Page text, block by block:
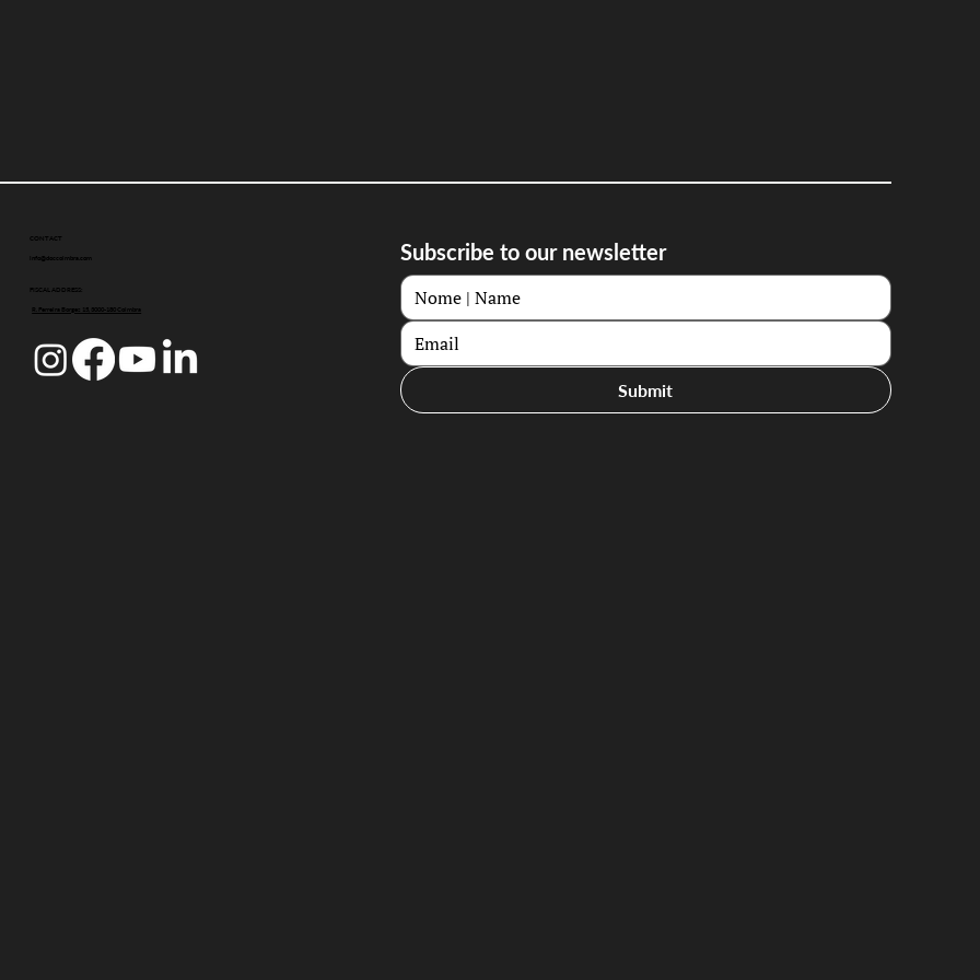
CONTACT
info@doccoimbra.com
FISCAL ADDRESS:
R. Ferreira Borges 15, 3000-180 Coimbra
Subscribe to our newsletter
Submit